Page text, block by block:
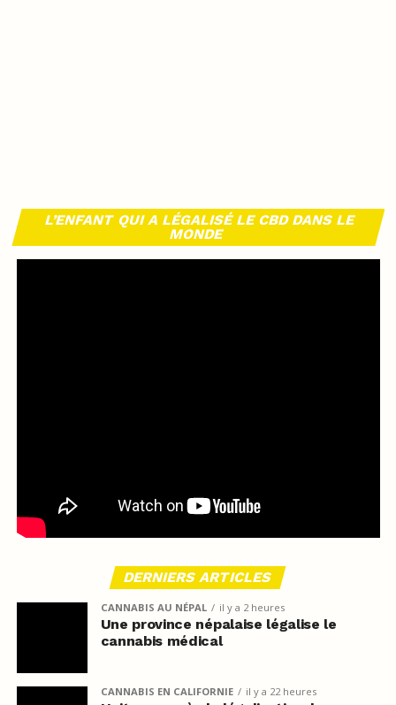
L’ENFANT QUI A LÉGALISÉ LE CBD DANS LE
MONDE
DERNIERS ARTICLES
CANNABIS AU NÉPAL il y a 2 heures
Une province népalaise légalise le
cannabis médical
CANNABIS EN CALIFORNIE il y a 22 heures